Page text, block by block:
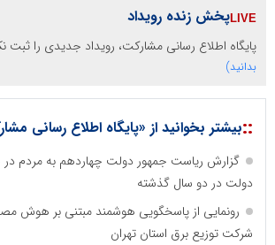
پخش زنده رویداد
پایگاه اطلاع رسانی مشارکت، رویداد جدیدی را ثبت
بدانید)
::بیشتر بخوانید از «پایگاه اطلاع رسانی
گزارش ریاست جمهور دولت چهاردهم به مردم
دولت در دو سال گذشته
شرکت توزیع برق استان تهران